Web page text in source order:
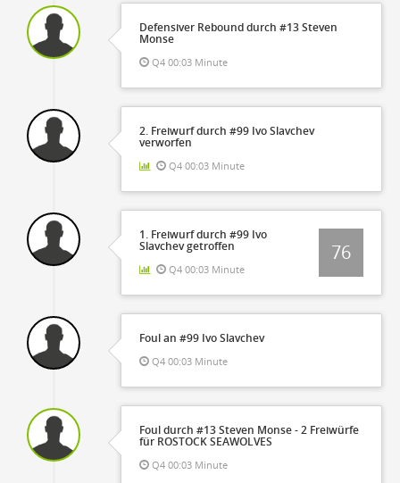
Defensiver Rebound durch #13 Steven
Monse
Q4 00:03 Minute
2. Freiwurf durch #99 Ivo Slavchev
verworfen
Q4 00:03 Minute
1. Freiwurf durch #99 Ivo
Slavchev getroffen
Q4 00:03 Minute
76
Foul an #99 Ivo Slavchev
Q4 00:03 Minute
Foul durch #13 Steven Monse - 2 Freiwürfe
für ROSTOCK SEAWOLVES
Q4 00:03 Minute